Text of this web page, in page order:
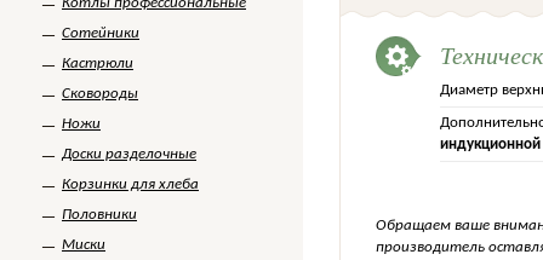
Диаметр
Обращаем ваше
производитель
Сотейники
Кастрюли
Сковороды
Ножи
Доски разделочные
Корзинки для хлеба
Половники
Миски